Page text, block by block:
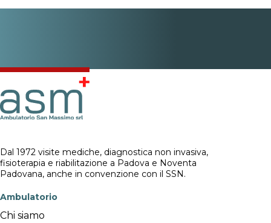
Dal 1972 visite mediche, diagnostica non invasiva,
fisioterapia e riabilitazione a Padova e Noventa
Padovana, anche in convenzione con il SSN.
Ambulatorio
Chi siamo